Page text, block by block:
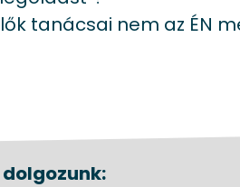
tanácsai nem az ÉN